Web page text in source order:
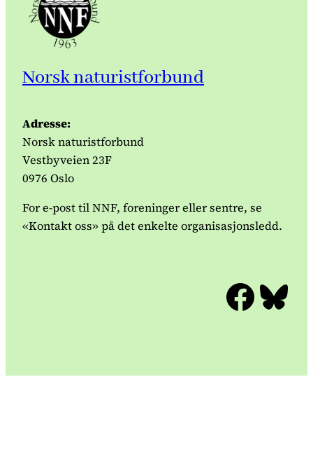
Norsk naturistforbund
Adresse:
Norsk naturistforbund
Vestbyveien 23F
0976 Oslo
For e-post til NNF, foreninger eller sentre, se
«Kontakt oss» på det enkelte organisasjonsledd.
Facebook Bluesky